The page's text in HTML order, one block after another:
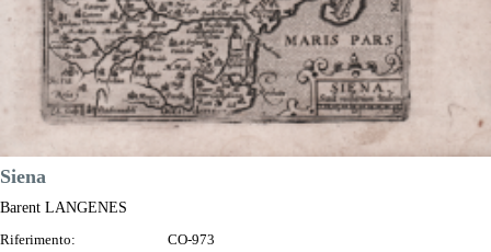
Siena
Barent LANGENES
Riferimento:
CO-973